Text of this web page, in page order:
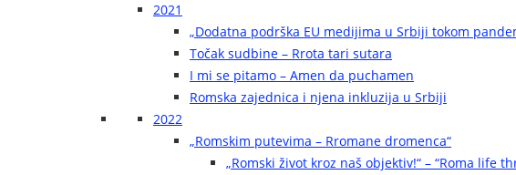
2021
„Dodatna podrška EU medijima u Srbiji tokom
Točak sudbine – Rrota tari sutara
I mi se pitamo – Amen da puchamen
Romska zajednica i njena inkluzija u Srbiji
2022
„Romskim putevima – Rromane dromenca“
„Romski život kroz naš objektiv!“ – “Roma life